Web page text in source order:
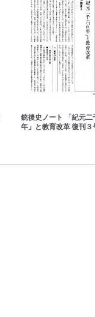
銃後史ノート 「紀元二
年」と教育改革 復刊３